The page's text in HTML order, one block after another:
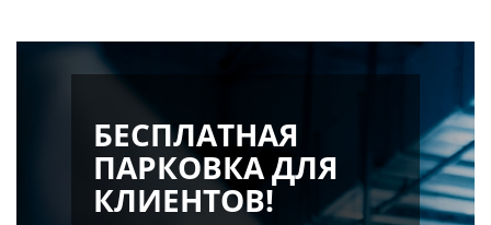
БЕСПЛАТНАЯ
ПАРКОВКА ДЛЯ
КЛИЕНТОВ!